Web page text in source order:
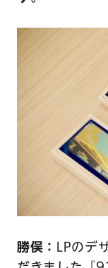
勝俣：
LPのデ